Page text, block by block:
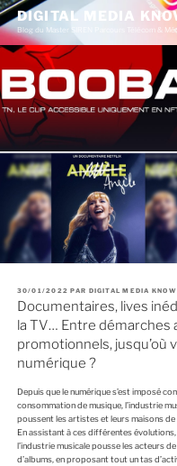
A
l
e
a
u
c
o
n
e
i
DIGITAL MEDIA
Blog du Master SIREN Parcours Télécom &
P
U
B
L
I
L
E
30/01/2022 PAR DIGITAL MEDIA
Documentaires, lives
la TV… Entre
promotionnels, jusqu’où
numérique ?
Depuis que le numérique s’est imposé
consommation de musique, l’industrie
poussent les artistes et leurs maisons
En assistant à ces différentes
l’industrie musicale pousse les acteurs
d’albums, en proposant tout un tas